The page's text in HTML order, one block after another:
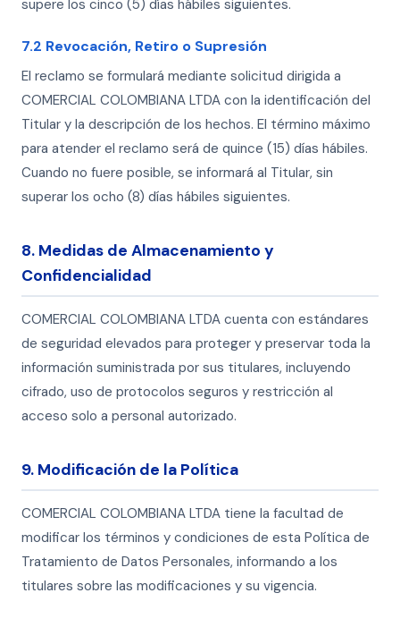
supere los cinco (5) días hábiles siguientes.
7.2 Revocación, Retiro o Supresión
El reclamo se formulará mediante solicitud dirigida a
COMERCIAL COLOMBIANA LTDA con la identificación del
Titular y la descripción de los hechos. El término máximo
para atender el reclamo será de quince (15) días hábiles.
Cuando no fuere posible, se informará al Titular, sin
superar los ocho (8) días hábiles siguientes.
8. Medidas de Almacenamiento y
Confidencialidad
COMERCIAL COLOMBIANA LTDA cuenta con estándares
de seguridad elevados para proteger y preservar toda la
información suministrada por sus titulares, incluyendo
cifrado, uso de protocolos seguros y restricción al
acceso solo a personal autorizado.
9. Modificación de la Política
COMERCIAL COLOMBIANA LTDA tiene la facultad de
modificar los términos y condiciones de esta Política de
Tratamiento de Datos Personales, informando a los
titulares sobre las modificaciones y su vigencia.